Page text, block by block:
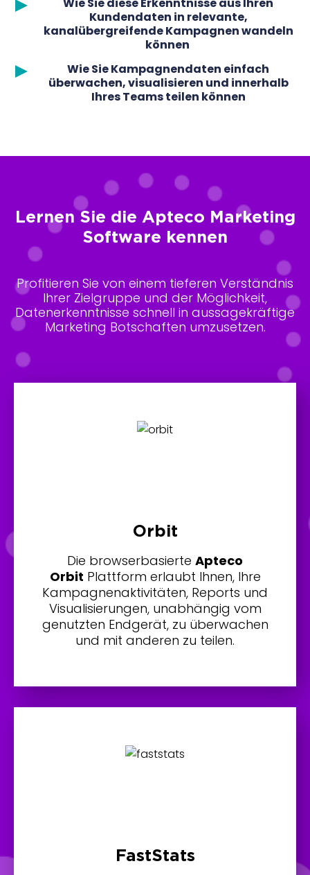
Kundendaten in relevante,
kanalübergreifende Kampagnen wandeln
können
Wie Sie Kampagnendaten einfach
überwachen, visualisieren und innerhalb
Ihres Teams teilen können
Lernen Sie die Apteco Marketing
Software kennen
Profitieren Sie von einem tieferen Verständnis
Ihrer Zielgruppe und der Möglichkeit,
Datenerkenntnisse schnell in aussagekräftige
Marketing Botschaften umzusetzen.
Orbit
Die browserbasierte Apteco
Orbit Plattform erlaubt Ihnen, Ihre
Kampagnenaktivitäten, Reports und
Visualisierungen, unabhängig vom
genutzten Endgerät, zu überwachen
und mit anderen zu teilen.
FastStats